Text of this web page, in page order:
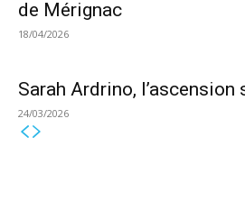
de Mérignac
18/04/2026
Sarah Ardrino, l’ascension
24/03/2026